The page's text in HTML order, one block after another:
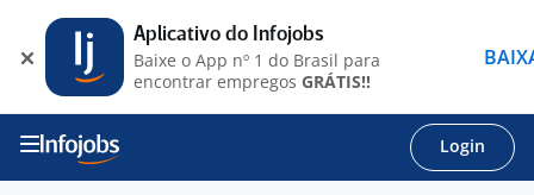
Login
Aplicativo do Infojobs
Baixe o App nº 1 do Brasil para
encontrar empregos GRÁTIS!!